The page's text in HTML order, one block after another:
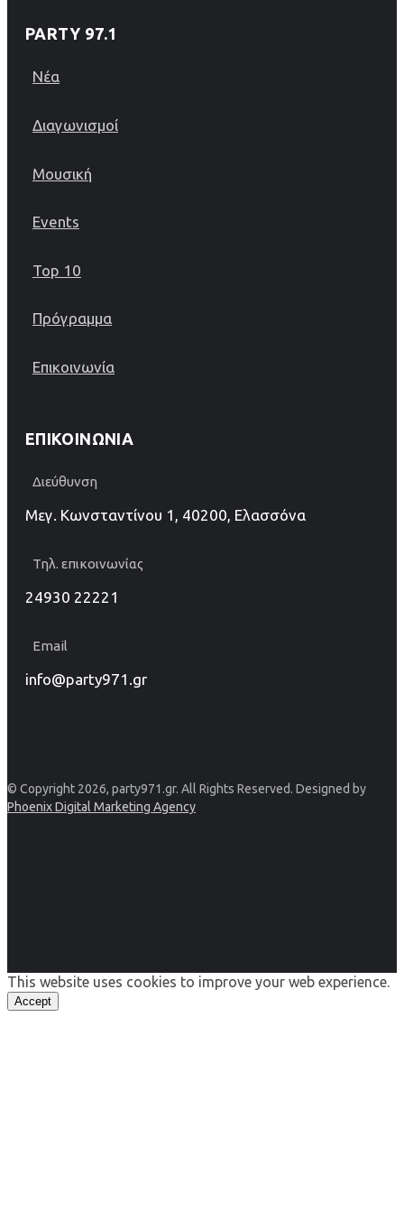
PARTY 97.1
Νέα
Διαγωνισμοί
Μουσική
Events
Top 10
Πρόγραμμα
Επικοινωνία
ΕΠΙΚΟΙΝΩΝΊΑ
Διεύθυνση
Μεγ. Κωνσταντίνου 1, 40200, Ελασσόνα
Τηλ. επικοινωνίας
24930 22221
Email
info@party971.gr
© Copyright 2026, party971.gr. All Rights Reserved. Designed by
Phoenix Digital Marketing Agency
This website uses cookies to improve your web experience.
Accept